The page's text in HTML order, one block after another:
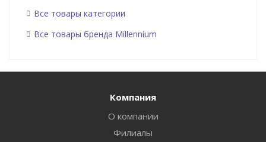
Все товары категории
Все товары бренда Millennium
Компания
О компании
Филиалы